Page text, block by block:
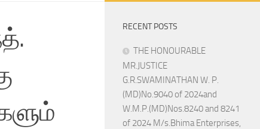
RECENT POSTS
THE HONOURABLE
MR.JUSTICE
G.R.SWAMINATHAN W. P.
(MD)No.9040 of 2024and
W.M.P.(MD)Nos.8240 and 8241
of 2024 M/s.Bhima Enterprises,